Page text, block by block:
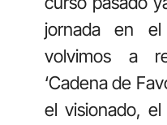
jornada en el
volvimos a
‘Cadena de
el visionado,